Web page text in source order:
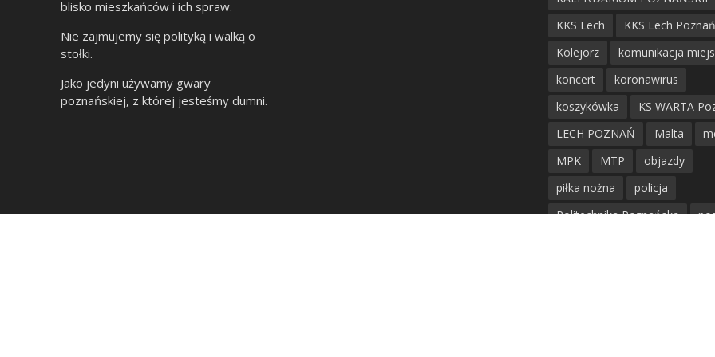
blisko mieszkańców i ich spraw.
Nie zajmujemy się polityką i walką o
stołki.
Jako jedyni używamy gwary
poznańskiej, z której jesteśmy dumni.
KKS Lech
KKS Lech Poznań
Kolejorz
komunikacja
koncert
koronawirus
koszykówka
KS WARTA
LECH POZNAŃ
Malta
MPK
MTP
objazdy
piłka nożna
policja
Politechnika Poznańska